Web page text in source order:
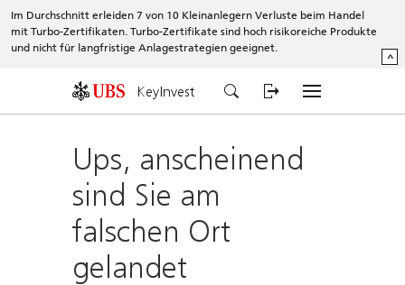
Im Durchschnitt erleiden 7 von 10 Kleinanlegern Verluste beim Handel
mit Turbo-Zertifikaten. Turbo-Zertifikate sind hoch risikoreiche Produkte
und nicht für langfristige Anlagestrategien geeignet.
^
KeyInvest
Ups, anscheinend
sind Sie am
falschen Ort
gelandet